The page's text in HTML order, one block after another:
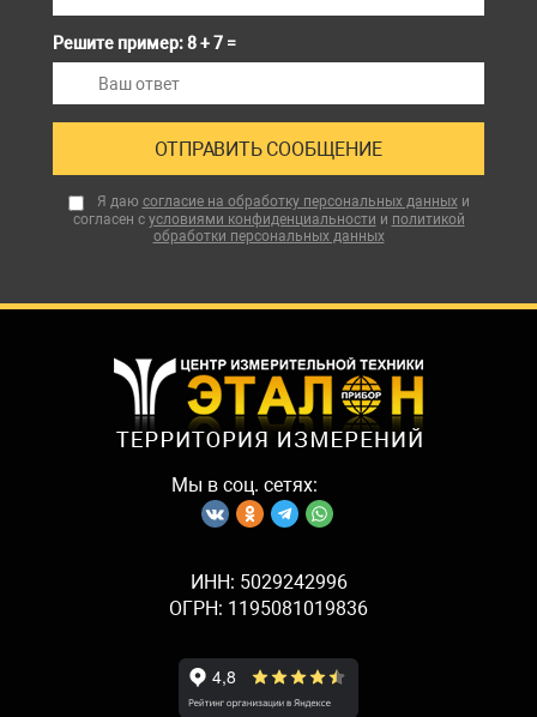
Решите пример: 8 + 7 =
Я даю согласие на обработку персональных данныхи
согласен с условиями конфиденциальности и политикой
обработки персональных данных
Мы в соц. сетях:
ИНН: 5029242996
ОГРН: 1195081019836